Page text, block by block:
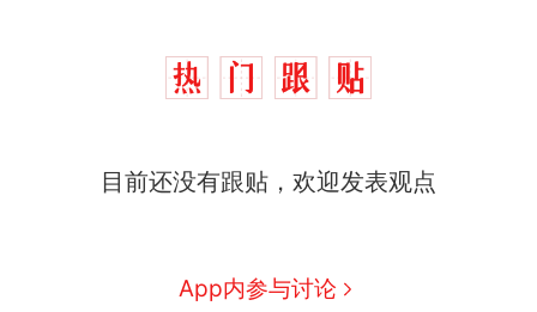
目前还没有跟贴，欢迎发表观点
App内参与讨论